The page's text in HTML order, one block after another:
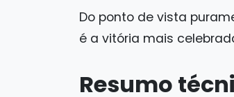
Do ponto de vista
é a vitória mais
Resumo